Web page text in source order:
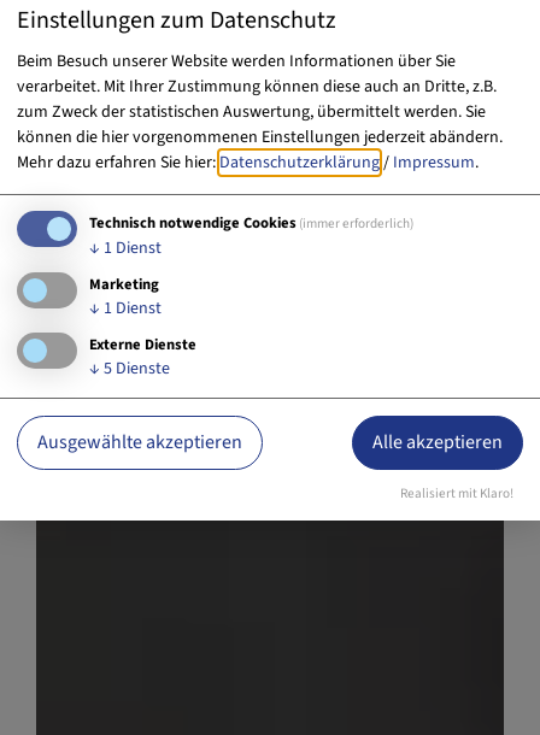
Ja, immer
Einstellungen zum Datenschutz
Beim Besuch unserer Website werden Informationen über Sie
verarbeitet. Mit Ihrer Zustimmung können diese auch an Dritte, z.B.
zum Zweck der statistischen Auswertung, übermittelt werden. Sie
können die hier vorgenommenen Einstellungen jederzeit abändern.
Mehr dazu erfahren Sie hier: Datenschutzerklärung/ Impressum.
Technisch notwendige Cookies (immer erforderlich)
↓ 1 Dienst
Marketing
↓ 1 Dienst
Externe Dienste
↓ 5 Dienste
Ausgewählte akzeptieren Alle akzeptieren
Realisiert mit Klaro!